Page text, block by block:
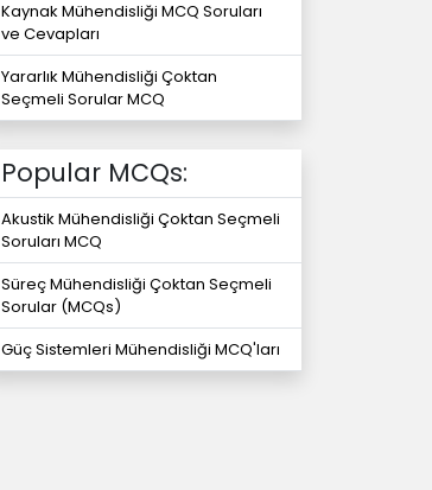
Kaynak Mühendisliği MCQ Soruları
ve Cevapları
Yararlık Mühendisliği Çoktan
Seçmeli Sorular MCQ
Popular MCQs:
Akustik Mühendisliği Çoktan Seçmeli
Soruları MCQ
Süreç Mühendisliği Çoktan Seçmeli
Sorular (MCQs)
Güç Sistemleri Mühendisliği MCQ'ları